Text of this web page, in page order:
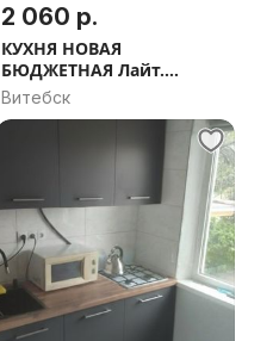
2 060 р.
КУХНЯ НОВАЯ
БЮДЖЕТНАЯ Лайт.
РАССРОЧКА, ДОСТАВКА,
Витебск